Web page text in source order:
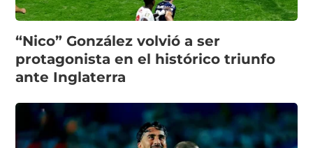
“Nico” González volvió a ser
protagonista en el histórico triunfo
ante Inglaterra